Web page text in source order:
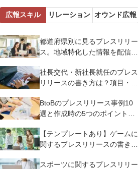
広報スキル リレーション オウンド広報
都道府県別に見るプレスリリー
ス。地域特化した情報を配信す
社長交代・新社長就任のプレス
リリースの書き方は？項目・ポ
BtoBのプレスリリース事例10
選と作成時の5つのポイントを
【テンプレートあり】ゲームに
関するプレスリリースの書き方
スポーツに関するプレスリリー